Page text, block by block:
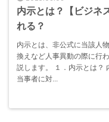
内示とは？【ビジネ
れる？
内示とは、非公式に当該人
換えなど人事異動の際に行
説します。 １．内示とは？
当事者に対...